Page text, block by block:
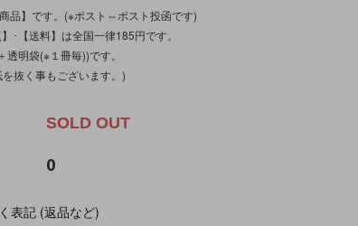
品】です。(※ポスト⇔ポスト投函です)
･【送料】は全国一律185円です。
明袋(※１冊毎))です。
抜く事もございます。)
SOLD OUT
0
表記 (返品など)